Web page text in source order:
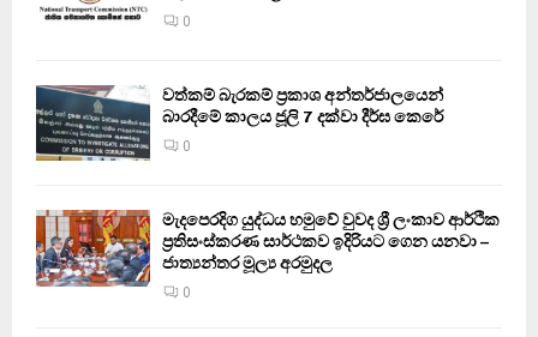
0
වත්කම් බැරකම් ප්‍රකාශ අන්තර්ජාලයෙන්
බාරදීමේ කාලය ජූලි 7 දක්වා දීර්ඝ කෙරේ
0
මැදපෙරදිග යුද්ධය හමුවේ වුවද ශ්‍රී ලංකාව ආර්ථික
ප්‍රතිසංස්කරණ සාර්ථකව ඉදිරියට ගෙන යනවා –
ජාත්‍යන්තර මූල්‍ය අරමුදල
0